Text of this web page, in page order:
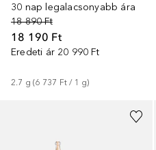
30 nap legalacsonyabb ára
18 890 Ft
18 190 Ft
Eredeti ár 20 990 Ft
2.7 g (6 737 Ft / 1 g)
+21